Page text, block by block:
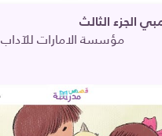
الجزء الثالث
مؤسسة الامارات للآداب